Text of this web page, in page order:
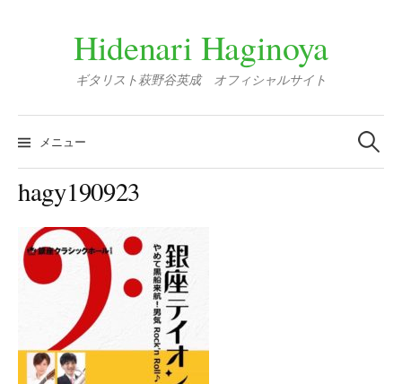
へ
ス
キ
ッ
プ
Hidenari Haginoya
ギタリスト萩野谷英成 オフィシャルサイト
メニュー
検
索:
hagy190923